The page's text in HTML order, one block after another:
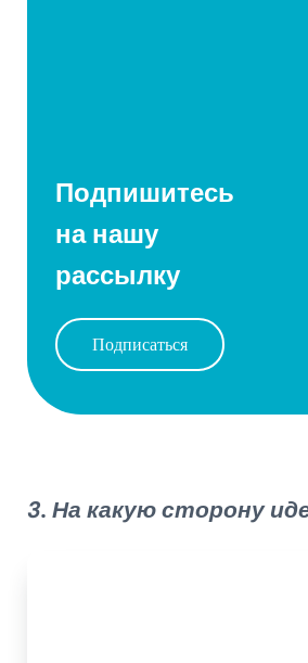
Подпишитесь
на нашу
рассылку
Подписаться
3. На какую сторону